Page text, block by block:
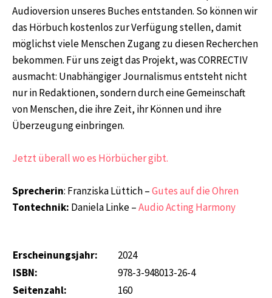
Audioversion unseres Buches entstanden. So können wir
das Hörbuch kostenlos zur Verfügung stellen, damit
möglichst viele Menschen Zugang zu diesen Recherchen
bekommen. Für uns zeigt das Projekt, was CORRECTIV
ausmacht: Unabhängiger Journalismus entsteht nicht
nur in Redaktionen, sondern durch eine Gemeinschaft
von Menschen, die ihre Zeit, ihr Können und ihre
Überzeugung einbringen.
Jetzt überall wo es Hörbücher gibt.
Sprecherin: Franziska Lüttich –Gutes auf die Ohren
Tontechnik: Daniela Linke –Audio Acting Harmony
Erscheinungsjahr:
2024
ISBN:
978-3-948013-26-4
Seitenzahl:
160